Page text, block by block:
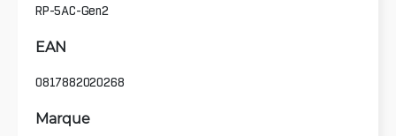
RP-5AC-Gen2
EAN
0817882020268
Marque